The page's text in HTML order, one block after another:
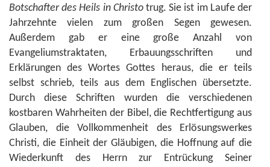
Botschafter des Heils in Christotrug. Sie ist im Laufe der
Jahrzehnte vielen zum großen Segen gewesen.
Außerdem gab er eine große Anzahl von
Evangeliumstraktaten, Erbauungsschriften und
Erklärungen des Wortes Gottes heraus, die er teils
selbst schrieb, teils aus dem Englischen übersetzte.
Durch diese Schriften wurden die verschiedenen
kostbaren Wahrheiten der Bibel, die Rechtfertigung aus
Glauben, die Vollkommenheit des Erlösungswerkes
Christi, die Einheit der Gläubigen, die Hoffnung auf die
Wiederkunft des Herrn zur Entrückung Seiner